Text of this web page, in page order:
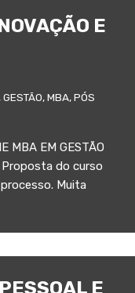
E
,GESTÃO,MBA,PÓS
MBA EM GESTÃO
Proposta do curso
Muita
E